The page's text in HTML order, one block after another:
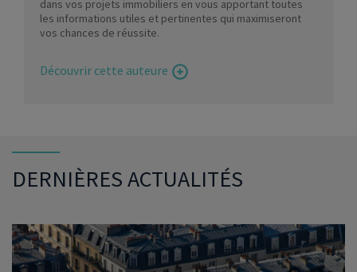
dans vos projets immobiliers en vous apportant toutes
les informations utiles et pertinentes qui maximiseront
vos chances de réussite.
Découvrir cette auteure
DERNIÈRES ACTUALITÉS